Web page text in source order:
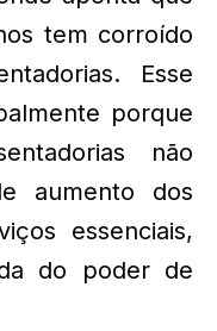
tem corroído
Esse
porque
não
aumento dos
essenciais,
do poder de